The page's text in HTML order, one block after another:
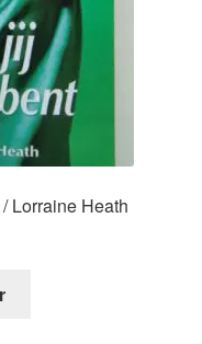
Lorraine Heath